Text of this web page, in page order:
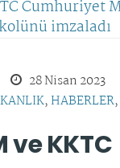
28 Nisan 2023
,HABERLER,
ve KKTC